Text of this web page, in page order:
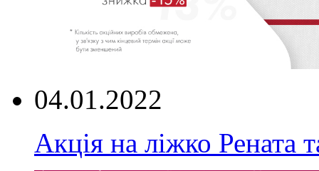
04.01.2022
Акція на ліжко